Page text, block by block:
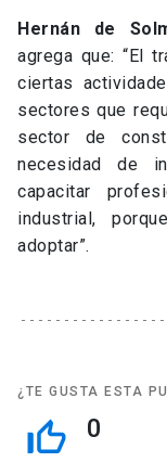
Hernán de
agrega que: “El
ciertas
sectores que
sector de
necesidad de
capacitar
industrial,
adoptar”.
¿TE GUSTA ESTA
thumb_up_off_alt 0